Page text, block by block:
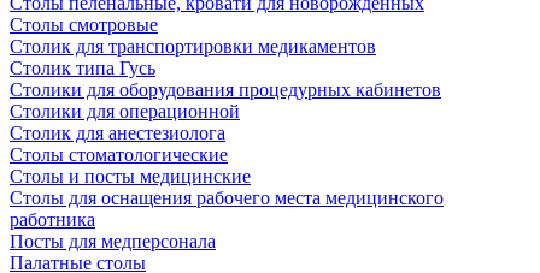
Столы смотровые
Столик для транспортировки медикаментов
Столик типа Гусь
Столики для оборудования процедурных кабинетов
Столики для операционной
Столик для анестезиолога
Столы стоматологические
Столы и посты медицинские
Столы для оснащения рабочего места медицинского
работника
Посты для медперсонала
Палатные столы